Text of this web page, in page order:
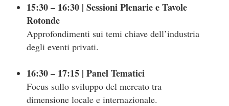
15:30 – 16:30 | Sessioni Plenarie e Tavole
Rotonde
Approfondimenti sui temi chiave dell’industria
degli eventi privati.
16:30 – 17:15 | Panel Tematici
Focus sullo sviluppo del mercato tra
dimensione locale e internazionale.